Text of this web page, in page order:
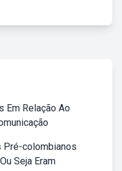
Em Relação Ao
Pré-colombianos
Seja Eram